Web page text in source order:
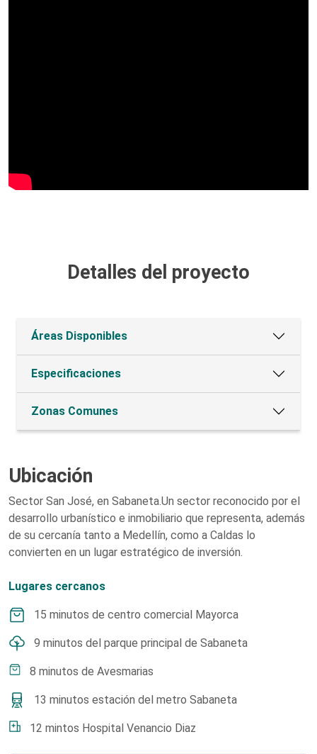
Detalles del proyecto
Áreas Disponibles
Especificaciones
Zonas Comunes
Ubicación
Sector San José, en Sabaneta.Un sector reconocido por el
desarrollo urbanístico e inmobiliario que representa, además
de su cercanía tanto a Medellín, como a Caldas lo
convierten en un lugar estratégico de inversión.
Lugares cercanos
15 minutos de centro comercial Mayorca
9 minutos del parque principal de Sabaneta
8 minutos de Avesmarias
13 minutos estación del metro Sabaneta
12 mintos Hospital Venancio Diaz